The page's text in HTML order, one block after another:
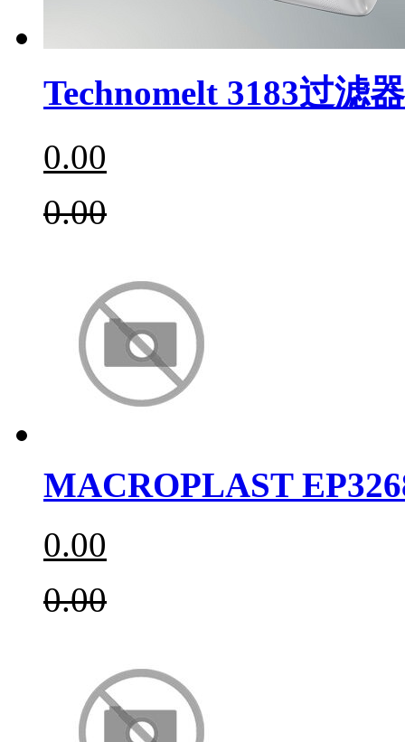
Technomelt 3183过滤
0.00
0.00
MACROPLAST
0.00
0.00